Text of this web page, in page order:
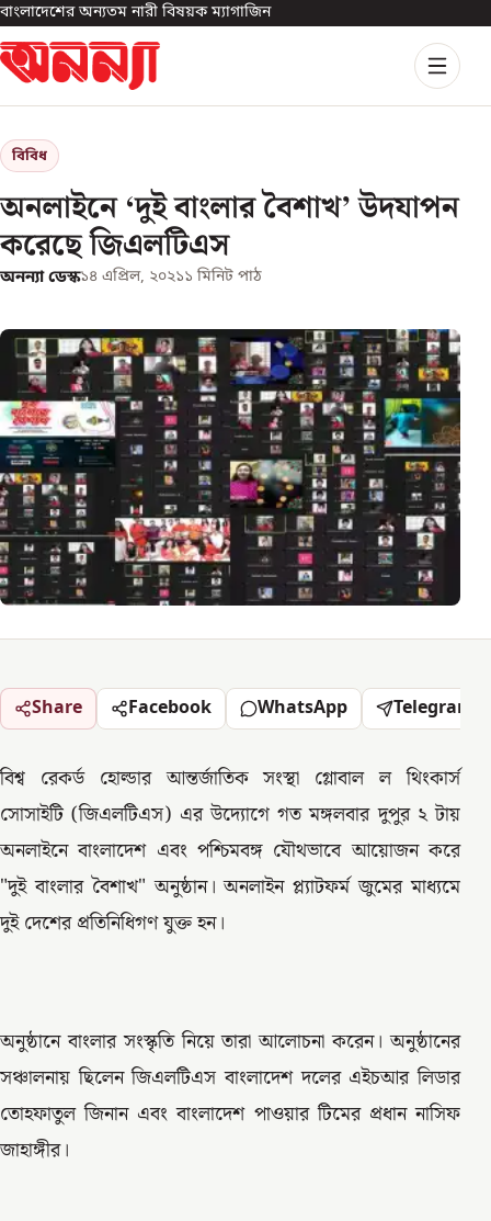
বাংলাদেশের অন্যতম নারী বিষয়ক ম্যাগাজিন
বিবিধ
অনলাইনে ‘দুই বাংলার বৈশাখ’ উদযাপন
করেছে জিএলটিএস
অনন্যা ডেস্ক১৪ এপ্রিল, ২০২১১ মিনিট পাঠ
Share Facebook WhatsApp Telegram
বিশ্ব রেকর্ড হোল্ডার আন্তর্জাতিক সংস্থা গ্লোবাল ল থিংকার্স
সোসাইটি (জিএলটিএস) এর উদ্যোগে গত মঙ্গলবার দুপুর ২ টায়
অনলাইনে বাংলাদেশ এবং পশ্চিমবঙ্গ যৌথভাবে আয়োজন করে
"দুই বাংলার বৈশাখ" অনুষ্ঠান। অনলাইন প্ল্যাটফর্ম জুমের মাধ্যমে
দুই দেশের প্রতিনিধিগণ যুক্ত হন।
অনুষ্ঠানে বাংলার সংস্কৃতি নিয়ে তারা আলোচনা করেন। অনুষ্ঠানের
সঞ্চালনায় ছিলেন জিএলটিএস বাংলাদেশ দলের এইচআর লিডার
তোহফাতুল জিনান এবং বাংলাদেশ পাওয়ার টিমের প্রধান নাসিফ
জাহাঙ্গীর।